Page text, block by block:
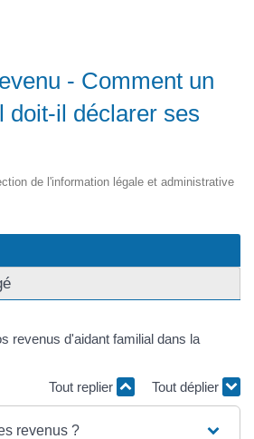
- Comment un
doit-il déclarer ses
de l'information légale et administrative
revenus d'aidant familial dans la
Tout replier
Tout déplier
revenus ?